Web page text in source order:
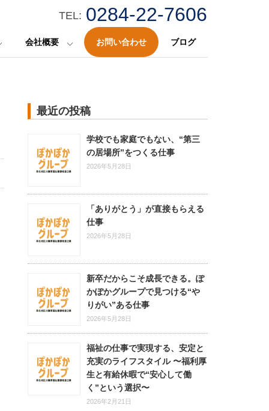
TEL: 0284-22-7606
会社概要 お問い合わせ ブログ
最近の投稿
学校でも家庭でもない、“第三
の居場所”をつくる仕事
2026年5月28日
「ありがとう」が直接もらえる
仕事
2026年5月28日
新卒だからこそ成長できる。ぽ
かぽかグループで見つける“や
りがい”ある仕事
2026年5月28日
福祉の仕事で実現する、安定と
充実のライフスタイル 〜福利厚
生と有給休暇で“安心して働
く”という選択〜
2026年2月21日